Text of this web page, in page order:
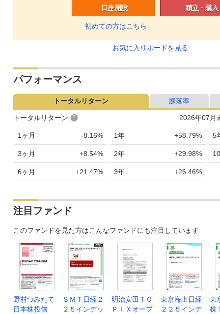
口座開設
初めての方はこちら
積立・購入
お気に入りボードを見る
パフォーマンス
トータルリターン 騰落率
2026年07月
トータルリターン
1ヶ月 -8.16%
3ヶ月 +8.54%
6ヶ月 +21.47%
1年 +58.79%
2年 +29.98%
3年 +26.46%
5
注目ファンド
このファンドを見た方はこんなファンドにも注目しています
野村つみたて
日本株投信
ＳＭＴ日経２
２５インデッ
明治安田ＴＯ
ＰＩＸオープ
東京海上日経
２２５インデ
東
株